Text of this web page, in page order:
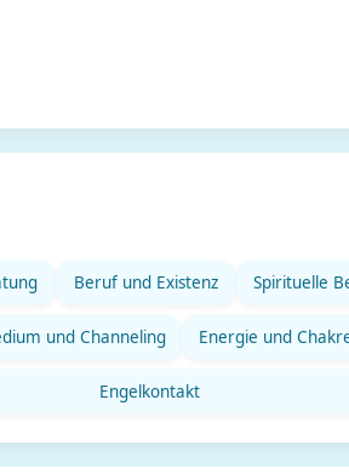
Beruf und Existenz Spirituelle
und Channeling Energie und
Engelkontakt